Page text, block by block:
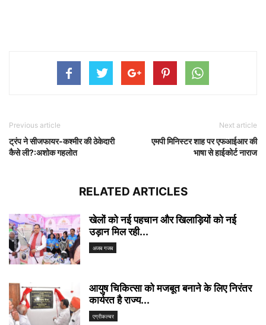
Previous article
ट्रंप ने सीजफायर-कश्मीर की ठेकेदारी
कैसे ली?:अशोक गहलोत
Next article
एमपी मिनिस्टर शाह पर एफआईआर की
भाषा से हाईकोर्ट नाराज
RELATED ARTICLES
खेलों को नई पहचान और खिलाड़ियों को नई
उड़ान मिल रही...
अजब गजब
आयुष चिकित्सा को मजबूत बनाने के लिए निरंतर
कार्यरत है राज्य...
एग्रीकल्चर